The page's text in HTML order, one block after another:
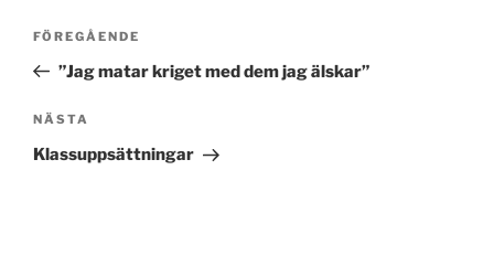
Inläggsnavigering
Föregående
inlägg
FÖREGÅENDE
”Jag matar kriget med dem jag älskar”
Nästa
inlägg
NÄSTA
Klassuppsättningar